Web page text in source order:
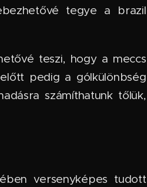
tegye a brazil
teszi, hogy a meccs
pedig a gólkülönbség
számíthatunk tőlük,
versenyképes tudott